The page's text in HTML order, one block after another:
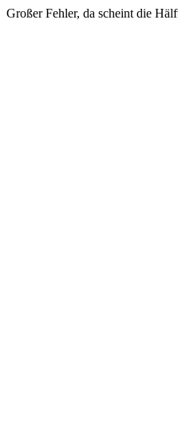
Großer Fehler, da scheint die